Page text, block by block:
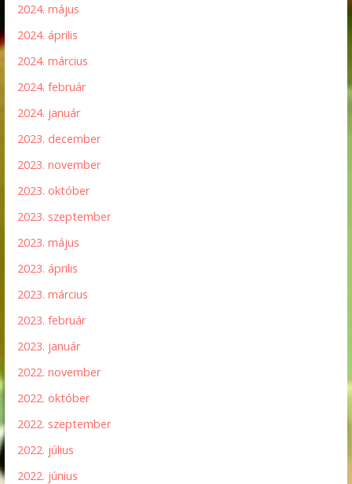
2024. május
2024. április
2024. március
2024. február
2024. január
2023. december
2023. november
2023. október
2023. szeptember
2023. május
2023. április
2023. március
2023. február
2023. január
2022. november
2022. október
2022. szeptember
2022. július
2022. június